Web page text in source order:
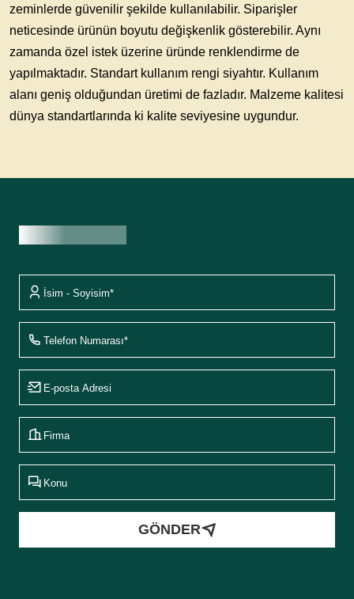
zeminlerde güvenilir şekilde kullanılabilir. Siparişler
neticesinde ürünün boyutu değişkenlik gösterebilir. Aynı
zamanda özel istek üzerine üründe renklendirme de
yapılmaktadır. Standart kullanım rengi siyahtır. Kullanım
alanı geniş olduğundan üretimi de fazladır. Malzeme kalitesi
dünya standartlarında ki kalite seviyesine uygundur.
GÖNDER